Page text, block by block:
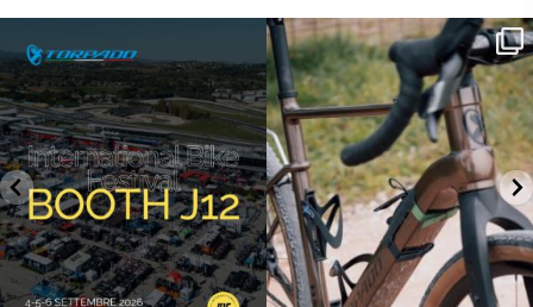
IBF sta per...
14 1
Kepler R è la gravel pensata per affrontare
lunghe...
26 0